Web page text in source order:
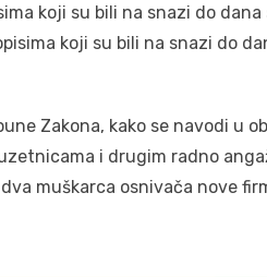
koji su bili na snazi do
koji su bili na snazi do
Zakona, kako se navodi u
i drugim radno
muškarca osnivača nove